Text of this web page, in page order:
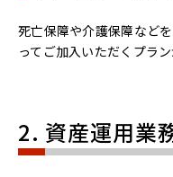
死亡保障や介護保障など
ってご加入いただくプラン
2. 資産運用業